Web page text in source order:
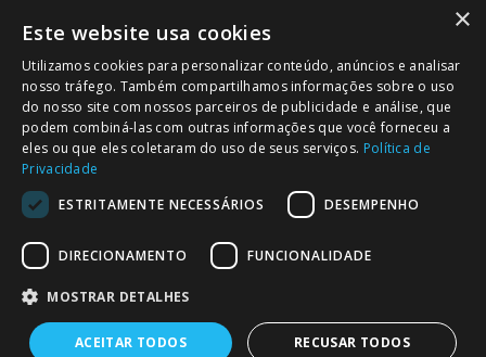
Calendário da 2ª Divisão - Série B - 2025-2026
Calendário da Época
NOTÍCIAS/COMUNICADOS
Notícias
Comunicados
© 2026 Associação Futebol Popular Barcelos
×
Este website usa cookies
Utilizamos cookies para personalizar conteúdo, anúncios e analisar
nosso tráfego. Também compartilhamos informações sobre o uso
do nosso site com nossos parceiros de publicidade e análise, que
podem combiná-las com outras informações que você forneceu a
eles ou que eles coletaram do uso de seus serviços. Política de
Privacidade
ESTRITAMENTE NECESSÁRIOS
DESEMPENHO
DIRECIONAMENTO FUNCIONALIDADE
MOSTRAR DETALHES
ACEITAR TODOS RECUSAR TODOS